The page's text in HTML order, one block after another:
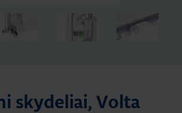
skydeliai, Volta